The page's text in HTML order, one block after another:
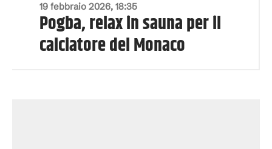
19 febbraio 2026, 18:35
Pogba, relax in sauna per il
calciatore del Monaco